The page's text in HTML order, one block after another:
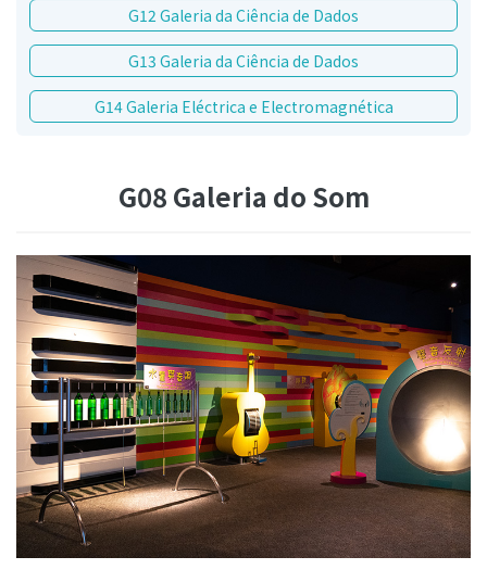
G12 Galeria da Ciência de Dados
G13 Galeria da Ciência de Dados
G14 Galeria Eléctrica e Electromagnética
G08 Galeria do Som